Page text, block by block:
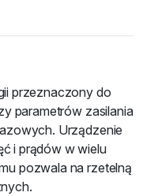
przeznaczony do
parametrów zasilania
Urządzenie
i prądów w wielu
pozwala na rzetelną